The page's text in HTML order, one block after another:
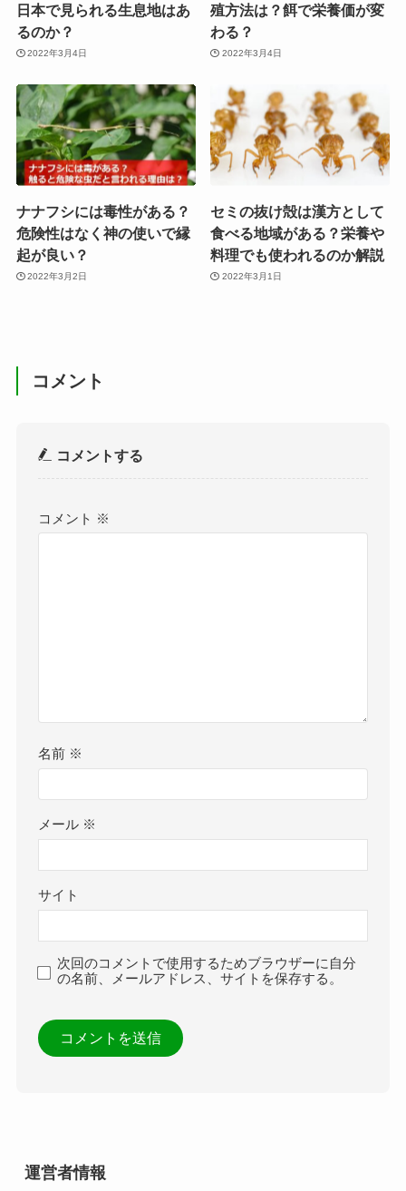
日本で見られる生息地はあ
るのか？
2022年3月4日
殖方法は？餌で栄養価が変
わる？
2022年3月4日
ナナフシには毒性がある？
危険性はなく神の使いで縁
起が良い？
2022年3月2日
セミの抜け殻は漢方として
食べる地域がある？栄養や
料理でも使われるのか解説
2022年3月1日
コメント
コメントする
コメント ※
名前 ※
メール ※
サイト
次回のコメントで使用するためブラウザーに自分
の名前、メールアドレス、サイトを保存する。
運営者情報